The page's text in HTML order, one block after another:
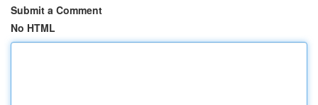
Submit a Comment
No HTML